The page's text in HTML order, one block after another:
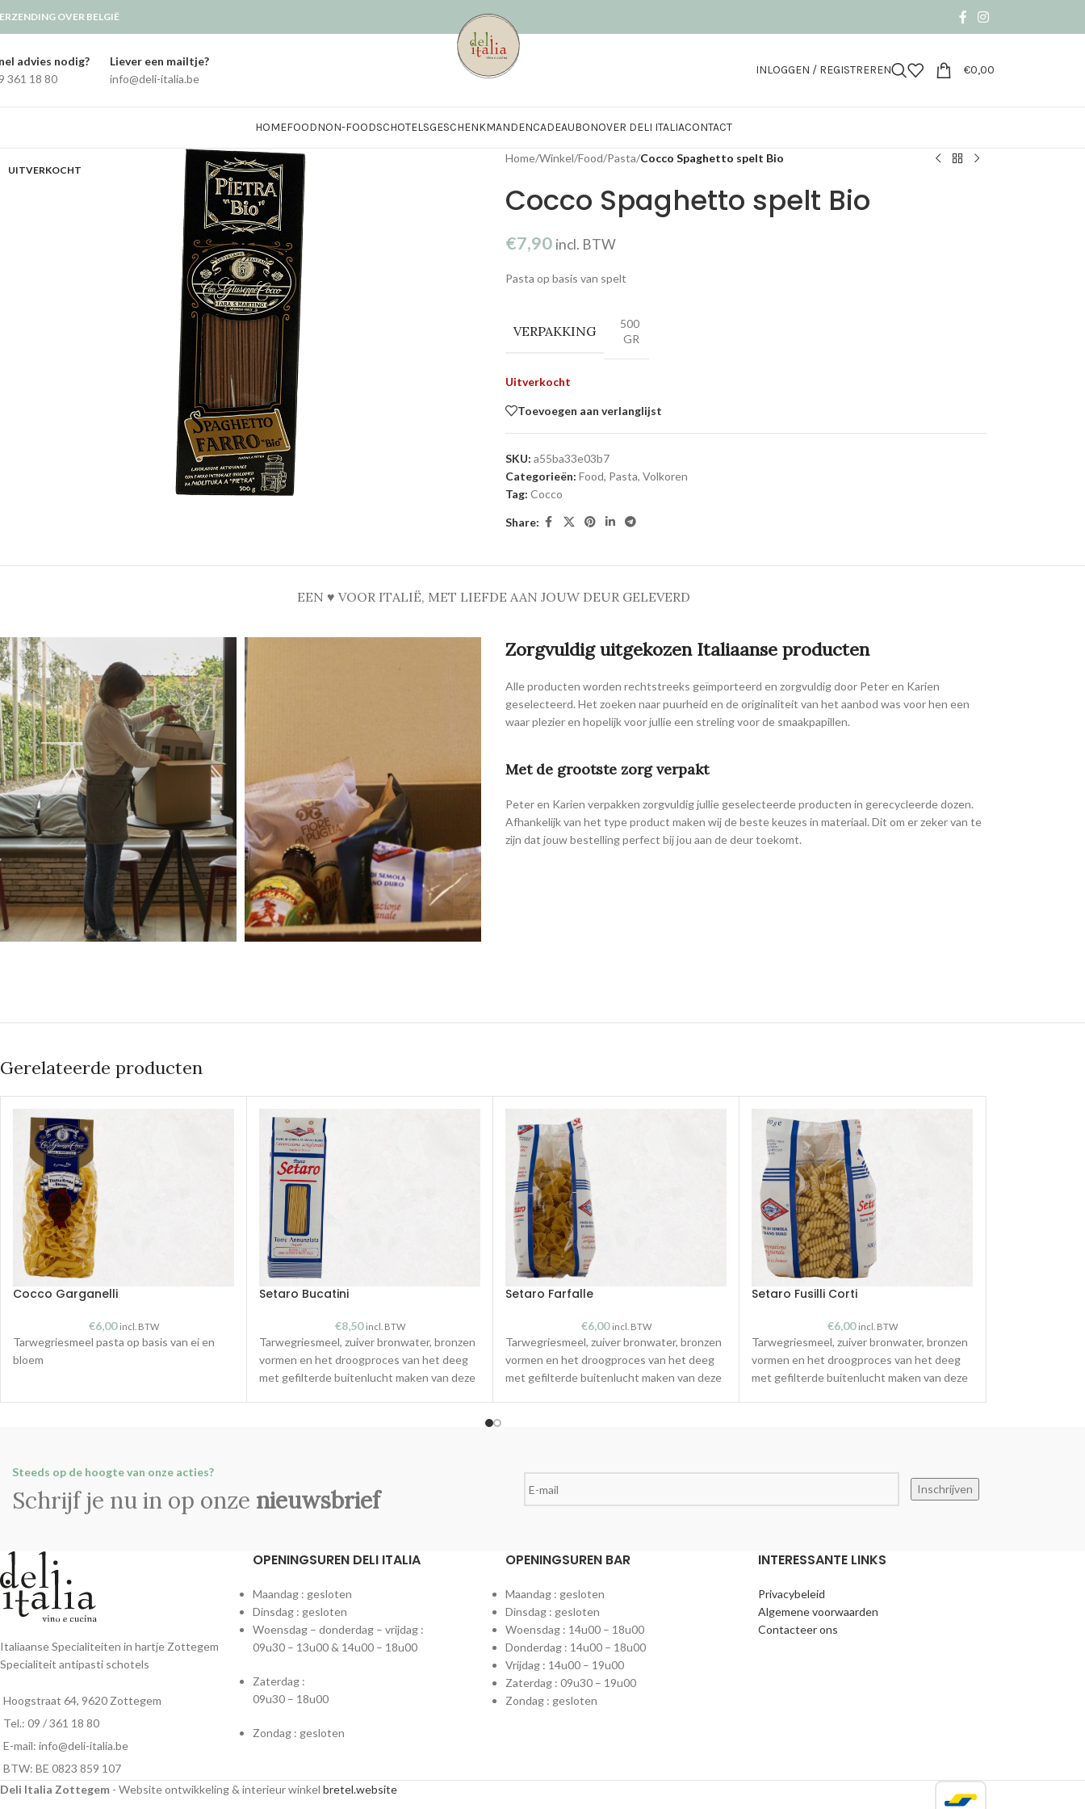
OVER BELGIË
advies nodig?
361 18 80
Liever een mailtje?
info@deli-italia.be
INLOGGEN / REGISTREREN €0,00
HOMEFOODNON-FOODSCHOTELSGESCHENKMANDENCADEAUBONOVER DELI ITALIACONTACT
UITVERKOCHT
Home/Winkel/Food/Pasta/Cocco Spaghetto spelt Bio
Cocco Spaghetto spelt Bio
€7,90 incl. BTW
Pasta op basis van spelt
VERPAKKING
500
GR
Uitverkocht
Toevoegen aan verlanglijst
SKU: a55ba33e03b7
Categorieën: Food, Pasta, Volkoren
Tag: Cocco
Share:
EEN ♥ VOOR ITALIË, MET LIEFDE AAN JOUW DEUR GELEVERD
Zorgvuldig uitgekozen Italiaanse producten
Alle producten worden rechtstreeks geïmporteerd en zorgvuldig door Peter en Karien
geselecteerd. Het zoeken naar puurheid en de originaliteit van het aanbod was voor hen een
waar plezier en hopelijk voor jullie een streling voor de smaakpapillen.
Met de grootste zorg verpakt
Peter en Karien verpakken zorgvuldig jullie geselecteerde producten in gerecycleerde dozen.
Afhankelijk van het type product maken wij de beste keuzes in materiaal. Dit om er zeker van te
zijn dat jouw bestelling perfect bij jou aan de deur toekomt.
Gerelateerde producten
Cocco Garganelli
€6,00 incl. BTW
Tarwegriesmeel pasta op basis van ei en
bloem
Setaro Bucatini
€8,50 incl. BTW
Tarwegriesmeel, zuiver bronwater, bronzen
vormen en het droogproces van het deeg
met gefilterde buitenlucht maken van deze
Setaro Farfalle
€6,00 incl. BTW
Tarwegriesmeel, zuiver bronwater, bronzen
vormen en het droogproces van het deeg
met gefilterde buitenlucht maken van deze
Setaro Fusilli Corti
€6,00 incl. BTW
Tarwegriesmeel, zuiver bronwater, bronzen
vormen en het droogproces van het deeg
met gefilterde buitenlucht maken van deze
Steeds op de hoogte van onze acties?
Schrijf je nu in op onze nieuwsbrief
Italiaanse Specialiteiten in hartje Zottegem
Specialiteit antipasti schotels
Hoogstraat 64, 9620 Zottegem
Tel.: 09 / 361 18 80
E-mail: info@deli-italia.be
BTW: BE 0823 859 107
OPENINGSUREN DELI ITALIA
Maandag : gesloten
Dinsdag : gesloten
Woensdag – donderdag – vrijdag :
09u30 – 13u00 & 14u00 – 18u00
Zaterdag :
09u30 – 18u00
Zondag : gesloten
OPENINGSUREN BAR
Maandag : gesloten
Dinsdag : gesloten
Woensdag : 14u00 – 18u00
Donderdag : 14u00 – 18u00
Vrijdag : 14u00 – 19u00
Zaterdag : 09u30 – 19u00
Zondag : gesloten
INTERESSANTE LINKS
Privacybeleid
Algemene voorwaarden
Contacteer ons
Deli Italia Zottegem - Website ontwikkeling & interieur winkel bretel.website